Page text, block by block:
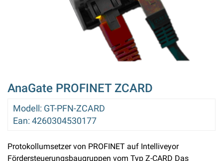
AnaGate PROFINET ZCARD
Modell: GT-PFN-ZCARD
Ean: 4260304530177
Protokollumsetzer von PROFINET auf Intelliveyor
Fördersteuerungsbaugruppen vom Typ Z-CARD Das